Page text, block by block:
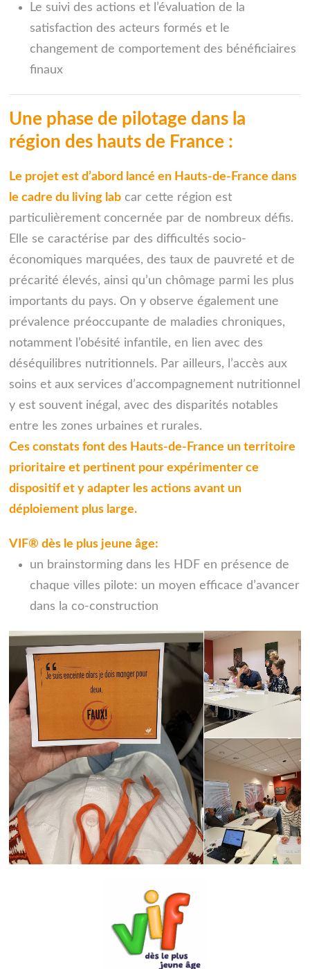
Le suivi des actions et l’évaluation de la
satisfaction des acteurs formés et le
changement de comportement des bénéficiaires
finaux
Une phase de pilotage dans la
région des hauts de France :
Le projet est d’abord lancé en Hauts-de-France dans
le cadre du living lab car cette région est
particulièrement concernée par de nombreux défis.
Elle se caractérise par des difficultés socio-
économiques marquées, des taux de pauvreté et de
précarité élevés, ainsi qu’un chômage parmi les plus
importants du pays. On y observe également une
prévalence préoccupante de maladies chroniques,
notamment l’obésité infantile, en lien avec des
déséquilibres nutritionnels. Par ailleurs, l’accès aux
soins et aux services d’accompagnement nutritionnel
y est souvent inégal, avec des disparités notables
entre les zones urbaines et rurales.
Ces constats font des Hauts-de-France un territoire
prioritaire et pertinent pour expérimenter ce
dispositif et y adapter les actions avant un
déploiement plus large.
VIF® dès le plus jeune âge:
un brainstorming dans les HDF en présence de
chaque villes pilote: un moyen efficace d’avancer
dans la co-construction